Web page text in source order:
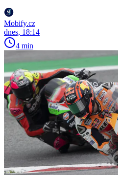
Mobify.cz
dnes, 18:14
4 min